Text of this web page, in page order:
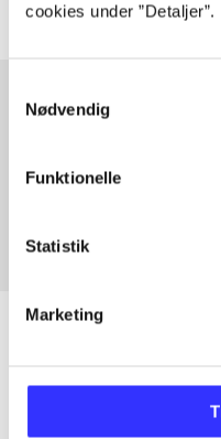
cookies under ”Detaljer”.
Nødvendig
Funktionelle
Statistik
Marketing
Fra